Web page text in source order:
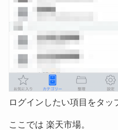
ログインしたい項目をタッ
ここでは 楽天市場。